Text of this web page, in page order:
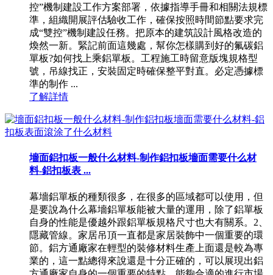
控”機制建設工作方案部署，依據指導手冊和相關法規標
準，組織開展評估驗收工作，確保按照時間節點要求完
成“雙控”機制建設任務。把原本的建筑設計風格改造的
煥然一新。緊記前面這幾處，幫你怎樣購到好的氟碳鋁
單板?如何找上乘鋁單板。工程施工時留意版塊規格型
號，吊線找正，安裝固定時確保整平對直。必定憑據標
準的制作 ...
了解詳情
墻面鋁扣板一般什么材料-制作鋁扣板墻面需要什么材
料-鋁扣板表 ...
幕墻鋁單板的種類很多，在很多的區域都可以使用，但
是要說為什么幕墻鋁單板能被大量的運用，除了鋁單板
自身的性能是優越外跟鋁單板規格尺寸也大有關系。2、
隱藏管線。家居吊頂一直都是家居裝飾中一個重要的環
節。鋁方通廠家在輕型的裝修材料生產上面還是較為專
業的，這一點總得來說還是十分正確的，可以展現出鋁